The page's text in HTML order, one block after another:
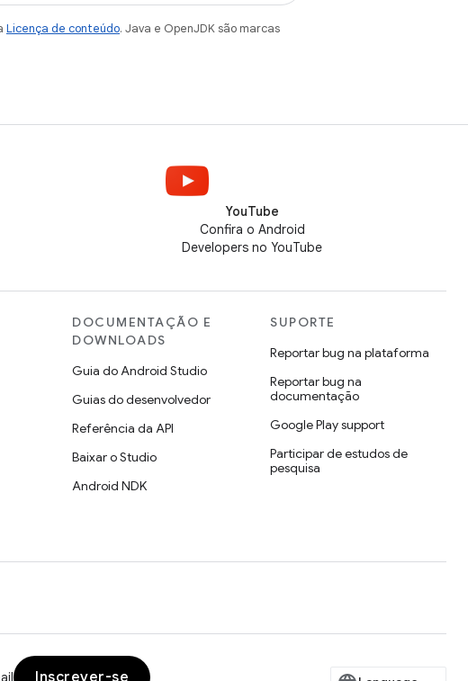
Licença de conteúdo. Java e OpenJDK são marcas
YouTube
Confira o Android
Developers no YouTube
DOCUMENTAÇÃO E
DOWNLOADS
Guia do Android Studio
Guias do desenvolvedor
Referência da API
Baixar o Studio
Android NDK
SUPORTE
Reportar bug na plataforma
Reportar bug na
documentação
Google Play support
Participar de estudos de
pesquisa
Inscrever-se